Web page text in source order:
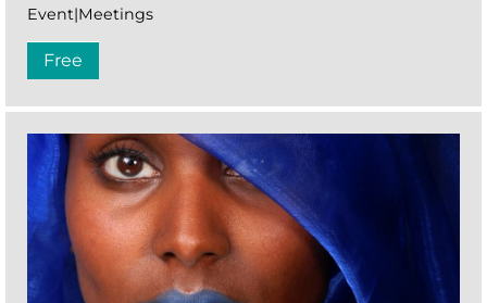
Event|Meetings
Free